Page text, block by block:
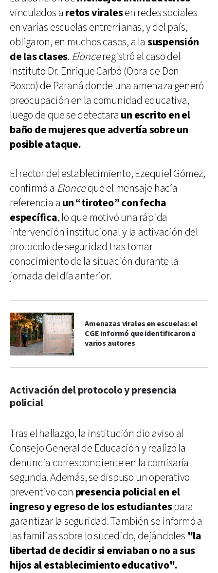
vinculados a retos viralesen redes sociales
en varias escuelas entrerrianas, y del país,
obligaron, en muchos casos, a la suspensión
de las clases. Elonceregistró el caso del
Instituto Dr. Enrique Carbó (Obra de Don
Bosco) de Paraná donde una amenaza generó
preocupación en la comunidad educativa,
luego de que se detectara un escrito en el
baño de mujeres que advertía sobre un
posible ataque.
El rector del establecimiento, Ezequiel Gómez,
confirmó a Elonceque el mensaje hacía
referencia a un “tiroteo” con fecha
específica, lo que motivó una rápida
intervención institucional y la activación del
protocolo de seguridad tras tomar
conocimiento de la situación durante la
jornada del día anterior.
Amenazas virales en escuelas: el
CGE informó que identificaron a
varios autores
Activación del protocolo y presencia
policial
Tras el hallazgo, la institución dio aviso al
Consejo General de Educación y realizó la
denuncia correspondiente en la comisaría
segunda. Además, se dispuso un operativo
preventivo con presencia policial en el
ingreso y egreso de los estudiantespara
garantizar la seguridad. También se informó a
las familias sobre lo sucedido, dejándoles "la
libertad de decidir si enviaban o no a sus
hijos al establecimiento educativo".